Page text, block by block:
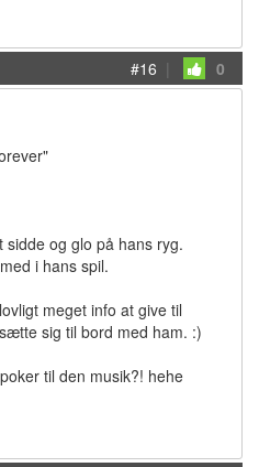
#16 | 0
og glo på hans ryg.
i hans spil.
meget info at give til
sig til bord med ham. :)
til den musik?! hehe